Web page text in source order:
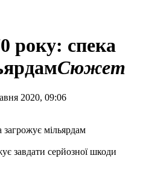
року: спека
Сюжет
2020, 09:06
завдати серйозної шкоди